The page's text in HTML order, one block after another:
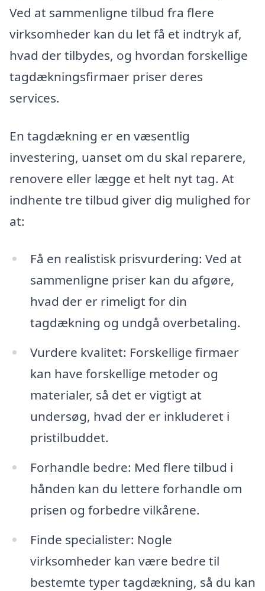
Ved at sammenligne tilbud fra flere
virksomheder kan du let få et indtryk af,
hvad der tilbydes, og hvordan forskellige
tagdækningsfirmaer priser deres
services.
En tagdækning er en væsentlig
investering, uanset om du skal reparere,
renovere eller lægge et helt nyt tag. At
indhente tre tilbud giver dig mulighed for
at:
Få en realistisk prisvurdering: Ved at
sammenligne priser kan du afgøre,
hvad der er rimeligt for din
tagdækning og undgå overbetaling.
Vurdere kvalitet: Forskellige firmaer
kan have forskellige metoder og
materialer, så det er vigtigt at
undersøg, hvad der er inkluderet i
pristilbuddet.
Forhandle bedre: Med flere tilbud i
hånden kan du lettere forhandle om
prisen og forbedre vilkårene.
Finde specialister: Nogle
virksomheder kan være bedre til
bestemte typer tagdækning, så du kan